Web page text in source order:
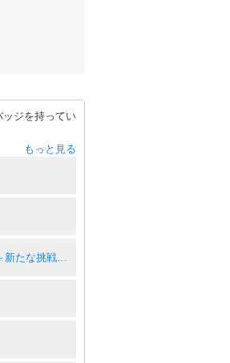
ッジを持ってい
もっと見る
はじめての料理の鉄人～新たな挑戦者達～ for ゲソてん